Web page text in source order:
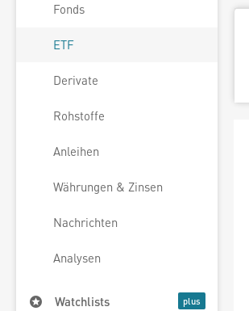
Fonds
ETF
Derivate
Rohstoffe
Anleihen
Währungen & Zinsen
Nachrichten
Analysen
Watchlists